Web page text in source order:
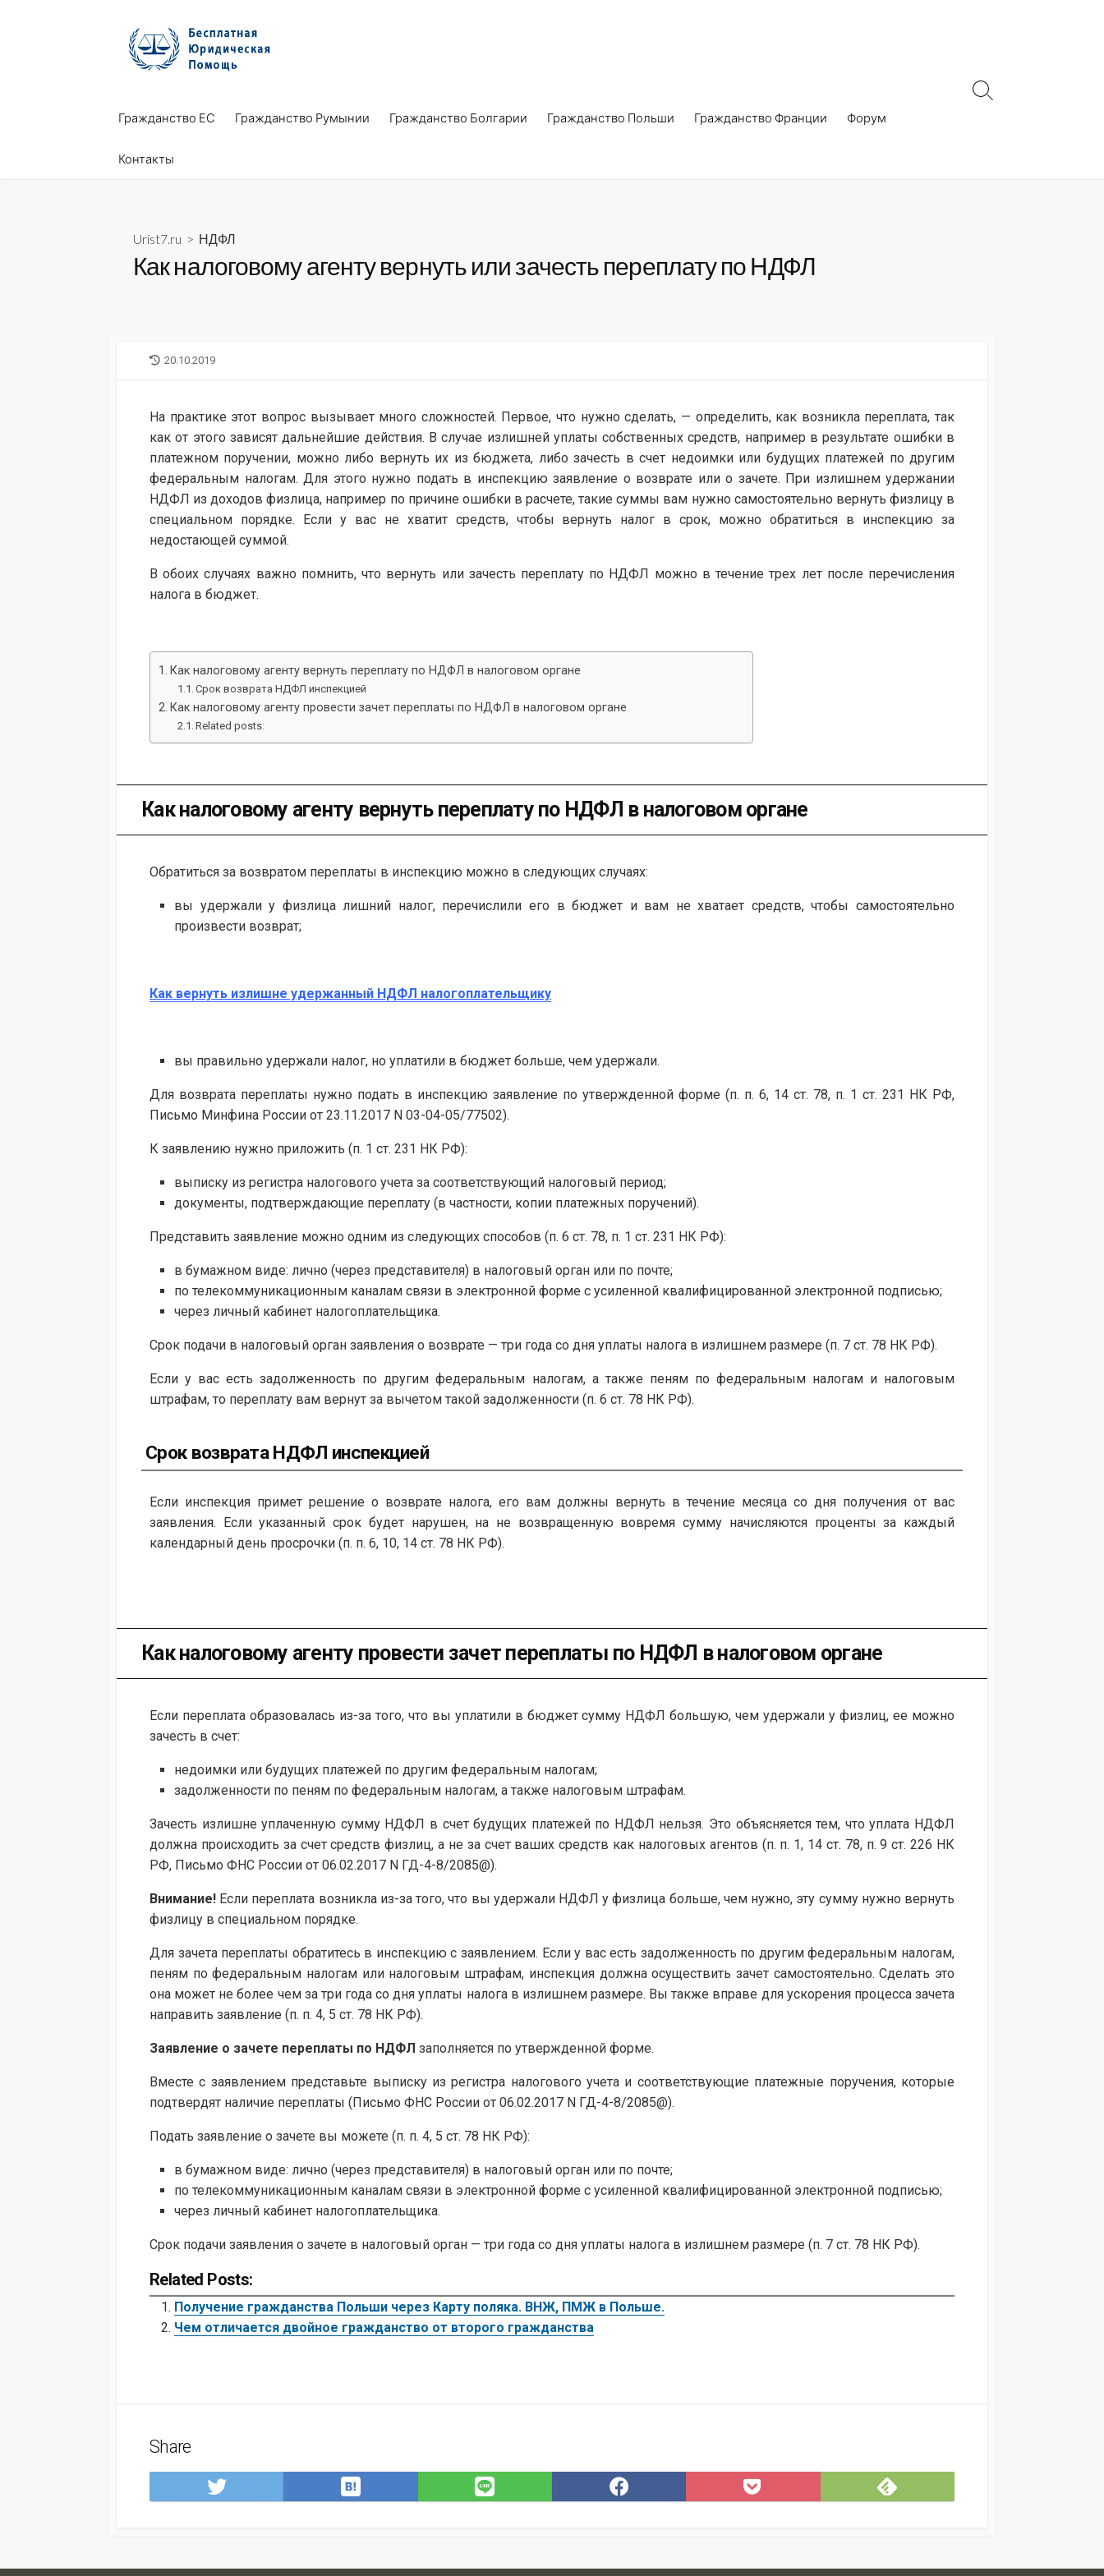
Гражданство ЕС Гражданство Румынии Гражданство Болгарии Гражданство Польши Гражданство Франции Форум
Контакты
Search
Urist7.ru > НДФЛ
Как налоговому агенту вернуть или зачесть переплату по НДФЛ
LAST
20.10.2019
На практике этот вопрос вызывает много сложностей. Первое, что нужно сделать, — определить, как возникла переплата, так
как от этого зависят дальнейшие действия. В случае излишней уплаты собственных средств, например в результате ошибки в
платежном поручении, можно либо вернуть их из бюджета, либо зачесть в счет недоимки или будущих платежей по другим
федеральным налогам. Для этого нужно подать в инспекцию заявление о возврате или о зачете. При излишнем удержании
НДФЛ из доходов физлица, например по причине ошибки в расчете, такие суммы вам нужно самостоятельно вернуть физлицу в
специальном порядке. Если у вас не хватит средств, чтобы вернуть налог в срок, можно обратиться в инспекцию за
недостающей суммой.
В обоих случаях важно помнить, что вернуть или зачесть переплату по НДФЛ можно в течение трех лет после перечисления
налога в бюджет.
Как налоговому агенту вернуть переплату по НДФЛ в налоговом органе
Срок возврата НДФЛ инспекцией
Как налоговому агенту провести зачет переплаты по НДФЛ в налоговом органе
Related posts:
Как налоговому агенту вернуть переплату по НДФЛ в налоговом органе
Обратиться за возвратом переплаты в инспекцию можно в следующих случаях:
вы удержали у физлица лишний налог, перечислили его в бюджет и вам не хватает средств, чтобы самостоятельно
произвести возврат;
Как вернуть излишне удержанный НДФЛ налогоплательщику
вы правильно удержали налог, но уплатили в бюджет больше, чем удержали.
Для возврата переплаты нужно подать в инспекцию заявление по утвержденной форме (п. п. 6, 14 ст. 78, п. 1 ст. 231 НК РФ,
Письмо Минфина России от 23.11.2017 N 03-04-05/77502).
К заявлению нужно приложить (п. 1 ст. 231 НК РФ):
выписку из регистра налогового учета за соответствующий налоговый период;
документы, подтверждающие переплату (в частности, копии платежных поручений).
Представить заявление можно одним из следующих способов (п. 6 ст. 78, п. 1 ст. 231 НК РФ):
в бумажном виде: лично (через представителя) в налоговый орган или по почте;
по телекоммуникационным каналам связи в электронной форме с усиленной квалифицированной электронной подписью;
через личный кабинет налогоплательщика.
Срок подачи в налоговый орган заявления о возврате — три года со дня уплаты налога в излишнем размере (п. 7 ст. 78 НК РФ).
Если у вас есть задолженность по другим федеральным налогам, а также пеням по федеральным налогам и налоговым
штрафам, то переплату вам вернут за вычетом такой задолженности (п. 6 ст. 78 НК РФ).
Срок возврата НДФЛ инспекцией
Если инспекция примет решение о возврате налога, его вам должны вернуть в течение месяца со дня получения от вас
заявления. Если указанный срок будет нарушен, на не возвращенную вовремя сумму начисляются проценты за каждый
календарный день просрочки (п. п. 6, 10, 14 ст. 78 НК РФ).
Как налоговому агенту провести зачет переплаты по НДФЛ в налоговом органе
Если переплата образовалась из-за того, что вы уплатили в бюджет сумму НДФЛ большую, чем удержали у физлиц, ее можно
зачесть в счет:
недоимки или будущих платежей по другим федеральным налогам;
задолженности по пеням по федеральным налогам, а также налоговым штрафам.
Зачесть излишне уплаченную сумму НДФЛ в счет будущих платежей по НДФЛ нельзя. Это объясняется тем, что уплата НДФЛ
должна происходить за счет средств физлиц, а не за счет ваших средств как налоговых агентов (п. п. 1, 14 ст. 78, п. 9 ст. 226 НК
РФ, Письмо ФНС России от 06.02.2017 N ГД-4-8/2085@).
Внимание! Если переплата возникла из-за того, что вы удержали НДФЛ у физлица больше, чем нужно, эту сумму нужно вернуть
физлицу в специальном порядке.
Для зачета переплаты обратитесь в инспекцию с заявлением. Если у вас есть задолженность по другим федеральным налогам,
пеням по федеральным налогам или налоговым штрафам, инспекция должна осуществить зачет самостоятельно. Сделать это
она может не более чем за три года со дня уплаты налога в излишнем размере. Вы также вправе для ускорения процесса зачета
направить заявление (п. п. 4, 5 ст. 78 НК РФ).
Заявление о зачете переплаты по НДФЛ заполняется по утвержденной форме.
Вместе с заявлением представьте выписку из регистра налогового учета и соответствующие платежные поручения, которые
подтвердят наличие переплаты (Письмо ФНС России от 06.02.2017 N ГД-4-8/2085@).
Подать заявление о зачете вы можете (п. п. 4, 5 ст. 78 НК РФ):
в бумажном виде: лично (через представителя) в налоговый орган или по почте;
по телекоммуникационным каналам связи в электронной форме с усиленной квалифицированной электронной подписью;
через личный кабинет налогоплательщика.
Срок подачи заявления о зачете в налоговый орган — три года со дня уплаты налога в излишнем размере (п. 7 ст. 78 НК РФ).
Related Posts:
Получение гражданства Польши через Карту поляка. ВНЖ, ПМЖ в Польше.
Чем отличается двойное гражданство от второго гражданства
Share
Share
on
Save
to
Share
on
Share
on
Save
to
Subscribe
on